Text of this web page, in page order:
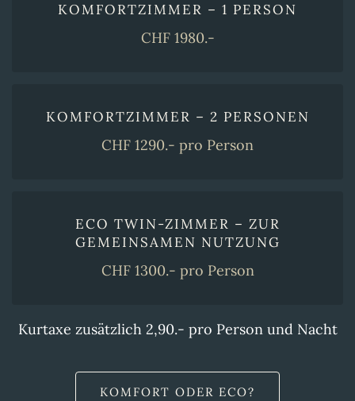
KOMFORTZIMMER – 1 PERSON
CHF 1980.-
KOMFORTZIMMER – 2 PERSONEN
CHF 1290.- pro Person
ECO TWIN-ZIMMER – ZUR
GEMEINSAMEN NUTZUNG
CHF 1300.- pro Person
Kurtaxe zusätzlich 2,90.- pro Person und Nacht
KOMFORT ODER ECO?